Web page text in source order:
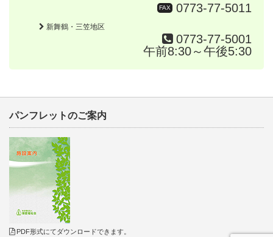
FAX 0773-77-5011
新舞鶴・三笠地区
0773-77-5001
午前8:30～午後5:30
パンフレットのご案内
PDF形式にてダウンロードできます。